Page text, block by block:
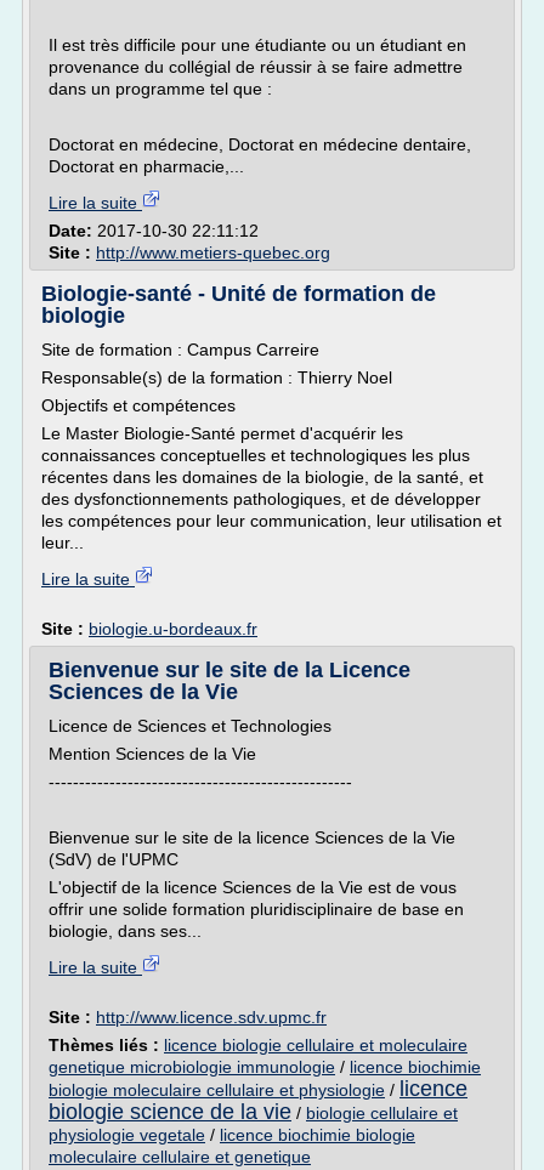
Il est très difficile pour une étudiante ou un étudiant en
provenance du collégial de réussir à se faire admettre
dans un programme tel que :
Doctorat en médecine, Doctorat en médecine dentaire,
Doctorat en pharmacie,...
Lire la suite
Date: 2017-10-30 22:11:12
Site : http://www.metiers-quebec.org
Biologie-santé - Unité de formation de
biologie
Site de formation : Campus Carreire
Responsable(s) de la formation : Thierry Noel
Objectifs et compétences
Le Master Biologie-Santé permet d'acquérir les
connaissances conceptuelles et technologiques les plus
récentes dans les domaines de la biologie, de la santé, et
des dysfonctionnements pathologiques, et de développer
les compétences pour leur communication, leur utilisation et
leur...
Lire la suite
Site : biologie.u-bordeaux.fr
Bienvenue sur le site de la Licence
Sciences de la Vie
Licence de Sciences et Technologies
Mention Sciences de la Vie
--------------------------------------------------
Bienvenue sur le site de la licence Sciences de la Vie
(SdV) de l'UPMC
L'objectif de la licence Sciences de la Vie est de vous
offrir une solide formation pluridisciplinaire de base en
biologie, dans ses...
Lire la suite
Site : http://www.licence.sdv.upmc.fr
Thèmes liés : licence biologie cellulaire et moleculaire
genetique microbiologie immunologie / licence biochimie
biologie moleculaire cellulaire et physiologie / licence
biologie science de la vie / biologie cellulaire et
physiologie vegetale / licence biochimie biologie
moleculaire cellulaire et genetique